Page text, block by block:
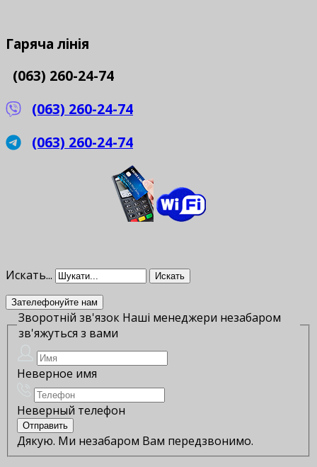
Гаряча лінія
(063) 260-24-74
(063) 260-24-74
(063) 260-24-74
Искать... Искать
Зателефонуйте нам
Зворотній зв'язок Наші менеджери незабаром
зв'яжуться з вами
Неверное имя
Неверный телефон
Дякую. Ми незабаром Вам передзвонимо.